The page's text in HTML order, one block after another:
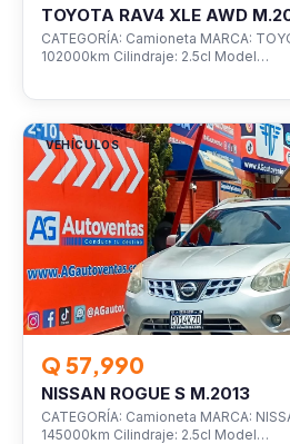
TOYOTA RAV4 XLE AWD
CATEGORÍA: Camioneta MARCA:
102000km Cilindraje: 2.5cl Model…
VEHÍCULOS
Q 57,990
NISSAN ROGUE S M.2013
CATEGORÍA: Camioneta MARCA:
145000km Cilindraje: 2.5cl Model…